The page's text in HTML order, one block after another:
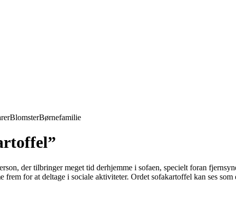
BlomsterBørnefamilie
der tilbringer meget tid derhjemme i sofaen, specielt foran
frem for at deltage i sociale aktiviteter. Ordet sofakartoffel kan ses